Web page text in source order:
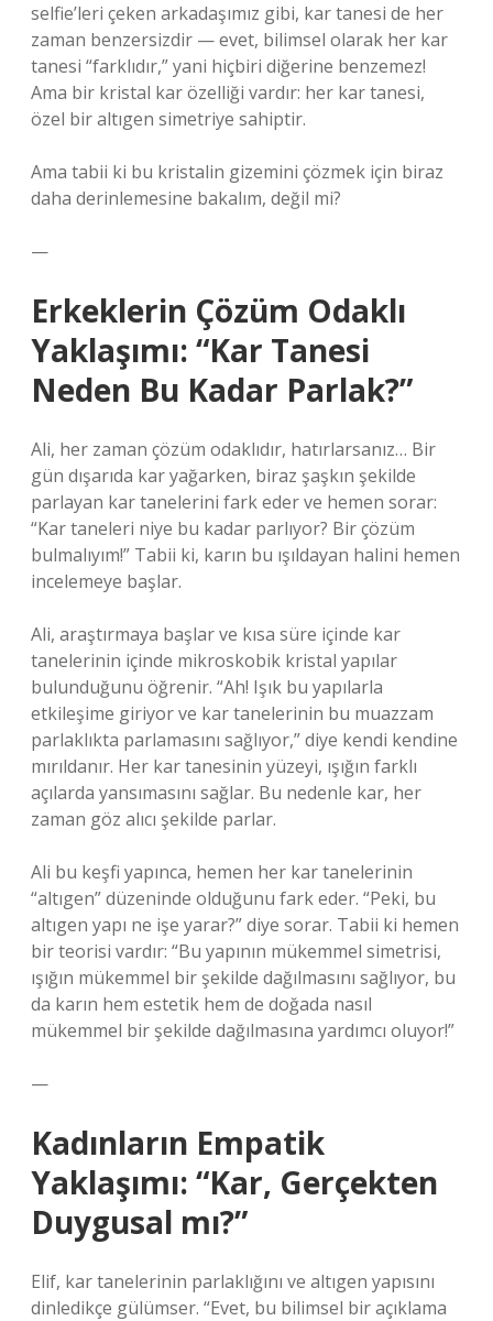
selfie’leri çeken arkadaşımız gibi, kar tanesi de her
zaman benzersizdir — evet, bilimsel olarak her kar
tanesi “farklıdır,” yani hiçbiri diğerine benzemez!
Ama bir kristal kar özelliği vardır: her kar tanesi,
özel bir altıgen simetriye sahiptir.
Ama tabii ki bu kristalin gizemini çözmek için biraz
daha derinlemesine bakalım, değil mi?
—
Erkeklerin Çözüm Odaklı
Yaklaşımı: “Kar Tanesi
Neden Bu Kadar Parlak?”
Ali, her zaman çözüm odaklıdır, hatırlarsanız… Bir
gün dışarıda kar yağarken, biraz şaşkın şekilde
parlayan kar tanelerini fark eder ve hemen sorar:
“Kar taneleri niye bu kadar parlıyor? Bir çözüm
bulmalıyım!” Tabii ki, karın bu ışıldayan halini hemen
incelemeye başlar.
Ali, araştırmaya başlar ve kısa süre içinde kar
tanelerinin içinde mikroskobik kristal yapılar
bulunduğunu öğrenir. “Ah! Işık bu yapılarla
etkileşime giriyor ve kar tanelerinin bu muazzam
parlaklıkta parlamasını sağlıyor,” diye kendi kendine
mırıldanır. Her kar tanesinin yüzeyi, ışığın farklı
açılarda yansımasını sağlar. Bu nedenle kar, her
zaman göz alıcı şekilde parlar.
Ali bu keşfi yapınca, hemen her kar tanelerinin
“altıgen” düzeninde olduğunu fark eder. “Peki, bu
altıgen yapı ne işe yarar?” diye sorar. Tabii ki hemen
bir teorisi vardır: “Bu yapının mükemmel simetrisi,
ışığın mükemmel bir şekilde dağılmasını sağlıyor, bu
da karın hem estetik hem de doğada nasıl
mükemmel bir şekilde dağılmasına yardımcı oluyor!”
—
Kadınların Empatik
Yaklaşımı: “Kar, Gerçekten
Duygusal mı?”
Elif, kar tanelerinin parlaklığını ve altıgen yapısını
dinledikçe gülümser. “Evet, bu bilimsel bir açıklama